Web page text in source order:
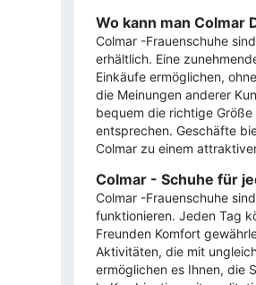
Wo kann man Colmar
Colmar -Frauenschuhe
erhältlich. Eine
Einkäufe ermöglichen,
die Meinungen anderer
bequem die richtige
entsprechen. Geschäfte
Colmar zu einem
Colmar - Schuhe für
Colmar -Frauenschuhe
funktionieren. Jeden Tag
Freunden Komfort
Aktivitäten, die mit
ermöglichen es Ihnen, die